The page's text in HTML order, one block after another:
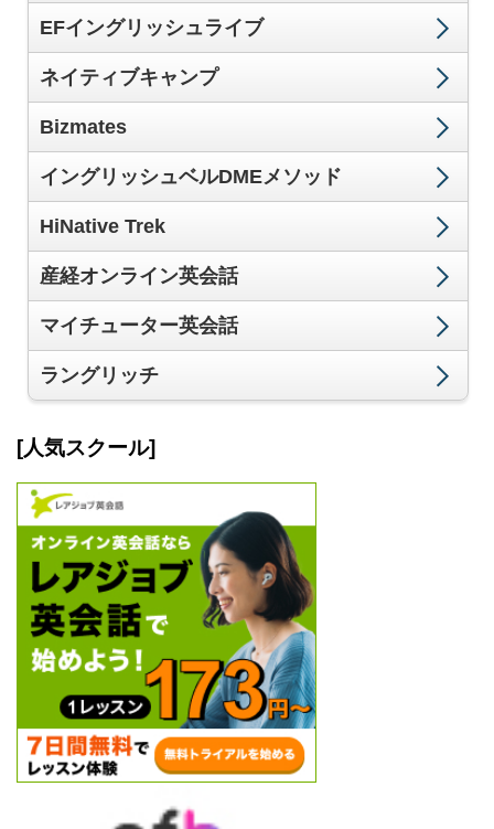
EFイングリッシュライブ
ネイティブキャンプ
Bizmates
イングリッシュベルDMEメソッド
HiNative Trek
産経オンライン英会話
マイチューター英会話
ラングリッチ
[人気スクール]